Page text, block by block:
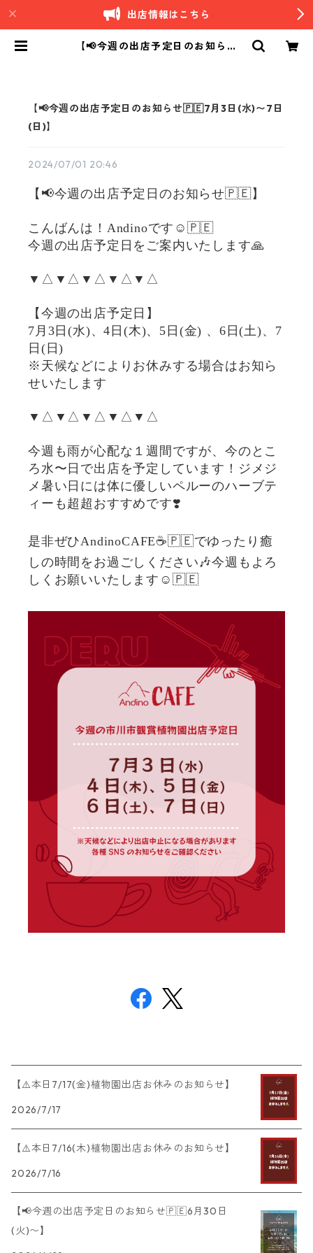
出店情報はこちら
【📢今週の出店予定日のお知らせ
【📢今週の出店予定日のお知らせ🇵🇪7月3日(水)〜7日
(日)】
2024/07/01 20:46
【📢今週の出店予定日のお知らせ🇵🇪】
こんばんは！Andinoです☺️🇵🇪
今週の出店予定日をご案内いたします🙏
▼△▼△▼△▼△▼△
【今週の出店予定日】
7月3日(水)、4日(木)、5日(金) 、6日(土)、7
日(日)
※天候などによりお休みする場合はお知ら
せいたします
▼△▼△▼△▼△▼△
今週も雨が心配な１週間ですが、今のとこ
ろ水〜日で出店を予定しています！ジメジ
メ暑い日には体に優しいペルーのハーブテ
ィーも超超おすすめです❣️
是非ぜひAndinoCAFE☕️🇵🇪でゆったり癒
しの時間をお過ごしください🎶今週もよろ
しくお願いいたします☺️🇵🇪
【⚠️本日7/17(金)植物園出店お休みのお知らせ】
2026/7/17
【⚠️本日7/16(木)植物園出店お休みのお知らせ】
2026/7/16
【📢今週の出店予定日のお知らせ🇵🇪6月30日
(火)〜】